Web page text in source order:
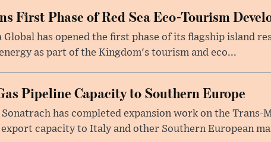
First Phase of Red Sea Eco-Tourism
Global has opened the first phase of its flagship island
as part of the Kingdom's tourism and eco...
Pipeline Capacity to Southern Europe
has completed expansion work on the Trans-
capacity to Italy and other Southern European